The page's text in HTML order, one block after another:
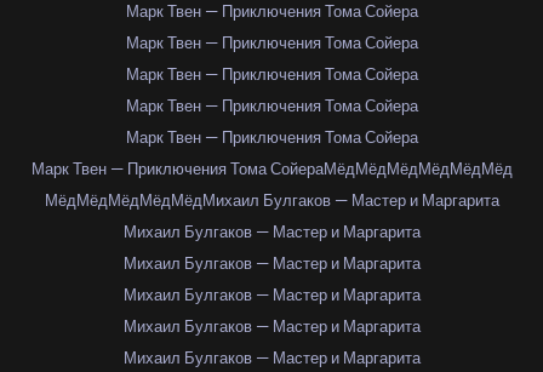
Марк Твен — Приключения Тома Сойера
Марк Твен — Приключения Тома Сойера
Марк Твен — Приключения Тома Сойера
Марк Твен — Приключения Тома Сойера
Марк Твен — Приключения Тома Сойера
Марк Твен — Приключения Тома СойераМёдМёдМёдМёдМёдМёд
МёдМёдМёдМёдМёдМихаил Булгаков — Мастер и Маргарита
Михаил Булгаков — Мастер и Маргарита
Михаил Булгаков — Мастер и Маргарита
Михаил Булгаков — Мастер и Маргарита
Михаил Булгаков — Мастер и Маргарита
Михаил Булгаков — Мастер и Маргарита